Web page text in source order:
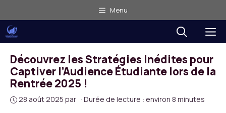
au
contenu
Menu
Découvrez les Stratégies Inédites pour
Captiver l’Audience Étudiante lors de la
Rentrée 2025 !
28 août 2025 par · Durée de lecture : environ 8 minutes